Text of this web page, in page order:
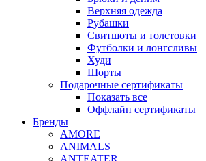
Верхняя одежда
Рубашки
Свитшоты и толстовки
Футболки и лонгсливы
Худи
Шорты
Подарочные сертификаты
Показать все
Оффлайн сертификаты
Бренды
AMORE
ANIMALS